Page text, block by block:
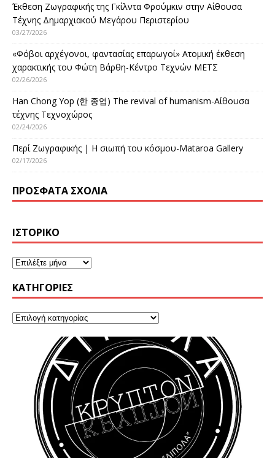
Έκθεση Ζωγραφικής της Γκίλντα Φρούμκιν στην Αίθουσα
Τέχνης Δημαρχιακού Μεγάρου Περιστερίου
03/27/2026
«Φόβοι αρχέγονοι, φαντασίας επαρωγοί» Ατομική έκθεση
χαρακτικής του Φώτη Βάρθη-Κέντρο Τεχνών ΜΕΤΣ
02/26/2026
Han Chong Yop (한 종엽) The revival of humanism-Αίθουσα
τέχνης Τεχνοχώρος
02/24/2026
Περί Ζωγραφικής | Η σιωπή του κόσμου-Mataroa Gallery
02/17/2026
ΠΡΌΣΦΑΤΑ ΣΧΌΛΙΑ
ΙΣΤΟΡΙΚΌ
KΑΤΗΓΟΡΊΕΣ